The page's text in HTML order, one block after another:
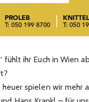
fühlt ihr Euch in Wien
heuer spielen wir mehr